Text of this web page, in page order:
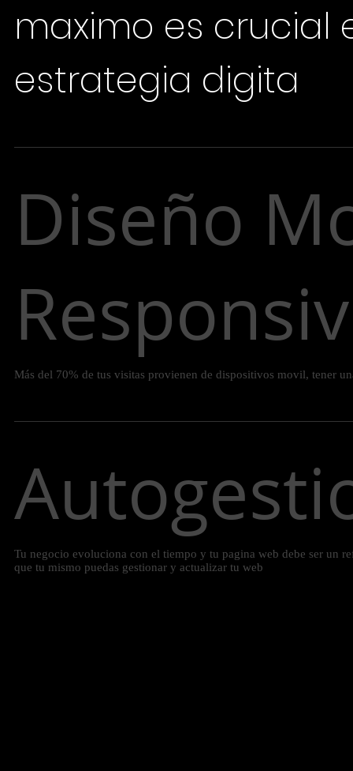
maximo es crucial
estrategia digita
Diseño
Más del 70% de tus visitas provienen de dispositivos movil, tener
Tu negocio evoluciona con el tiempo y tu pagina web debe ser un
que tu mismo puedas gestionar y actualizar tu web